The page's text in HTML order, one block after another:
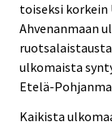
toiseksi korkein
Ahvenanmaan
ulkomaista
Etelä-
Kaikista